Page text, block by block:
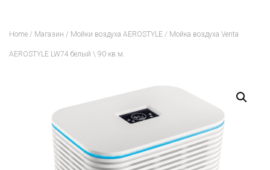
Home / Магазин / Мойки воздуха AEROSTYLE / Мойка воздуха Venta
AEROSTYLE LW74 белый \ 90 кв.м.